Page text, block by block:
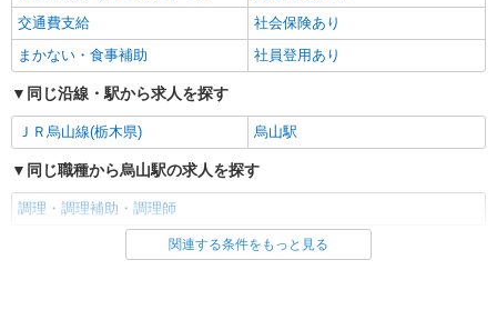
交通費支給
社会保険あり
まかない・食事補助
社員登用あり
同じ沿線・駅から求人を探す
ＪＲ烏山線(栃木県) 烏山駅
同じ職種から烏山駅の求人を探す
調理・調理補助・調理師
同じ雇用形態から烏山駅の求人を探す
関連する条件をもっと見る